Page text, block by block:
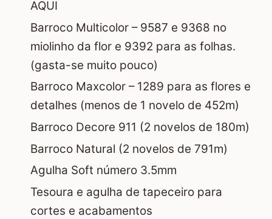
AQUI
Barroco Multicolor – 9587 e 9368 no
miolinho da flor e 9392 para as folhas.
(gasta-se muito pouco)
Barroco Maxcolor – 1289 para as flores e
detalhes (menos de 1 novelo de 452m)
Barroco Decore 911 (2 novelos de 180m)
Barroco Natural (2 novelos de 791m)
Agulha Soft número 3.5mm
Tesoura e agulha de tapeceiro para
cortes e acabamentos